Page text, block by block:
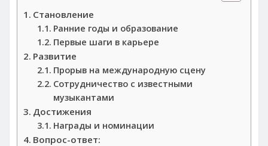
Становление
Ранние годы и образование
Первые шаги в карьере
Развитие
Прорыв на международную сцену
Сотрудничество с известными
музыкантами
Достижения
Награды и номинации
Вопрос-ответ: